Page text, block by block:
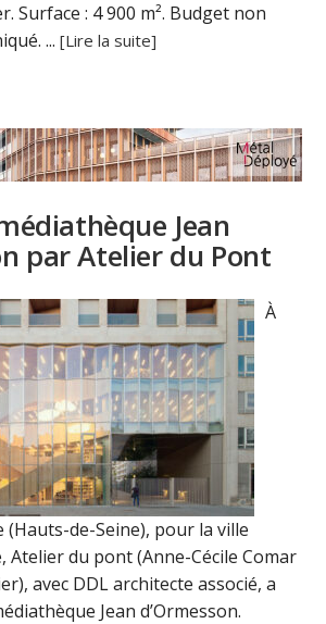
Surface : 4 900 m². Budget non
...[Lire la suite]
Jean
par Atelier du Pont
À
(Hauts-de-Seine), pour la ville
Atelier du pont (Anne-Cécile Comar
avec DDL architecte associé, a
Jean d’Ormesson.